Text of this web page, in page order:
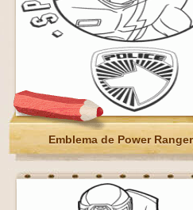
Emblema de Power